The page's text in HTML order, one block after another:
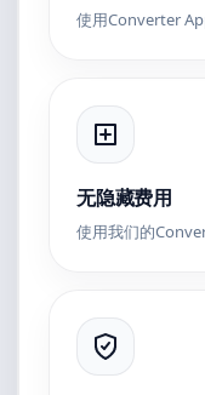
使用Converter
无隐藏费用
使用我们的